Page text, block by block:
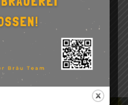
Genauigkeit und
er sicher, dass alle
ordnungsgemäß
werden.